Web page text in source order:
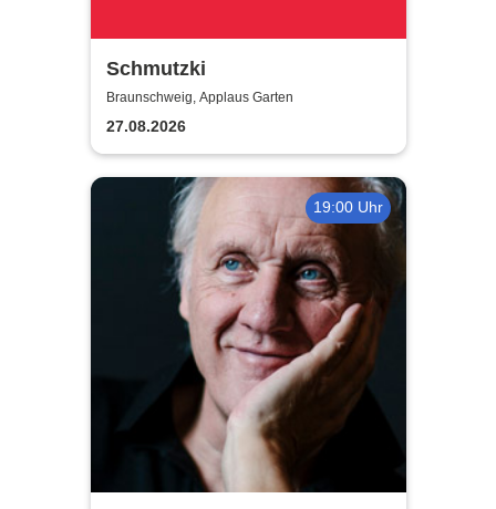
Schmutzki
Braunschweig, Applaus Garten
27.08.2026
19:00 Uhr